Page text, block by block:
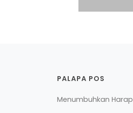
PALAPA POS
Menumbuhkan